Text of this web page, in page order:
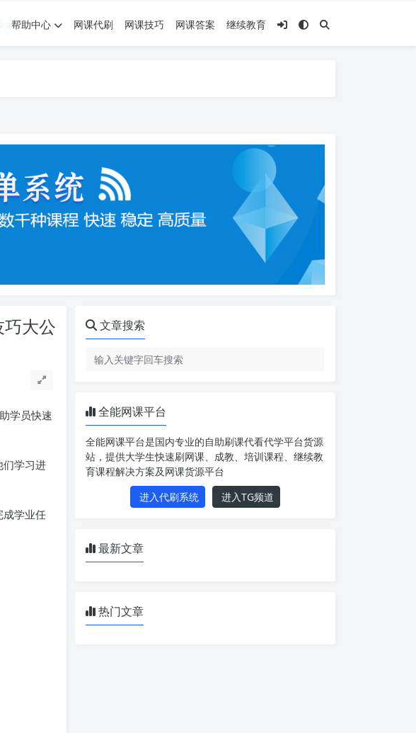
帮助中心 网课代刷 网课技巧 网课答案 继续教育
大公
学员快速
们学习进
成学业任
文章搜索
全能网课平台
全能网课平台是国内专业的自助刷课代看代学平台货源
站，提供大学生快速刷网课、成教、培训课程、继续教
育课程解决方案及网课货源平台
进入代刷系统
进入TG频道
最新文章
热门文章